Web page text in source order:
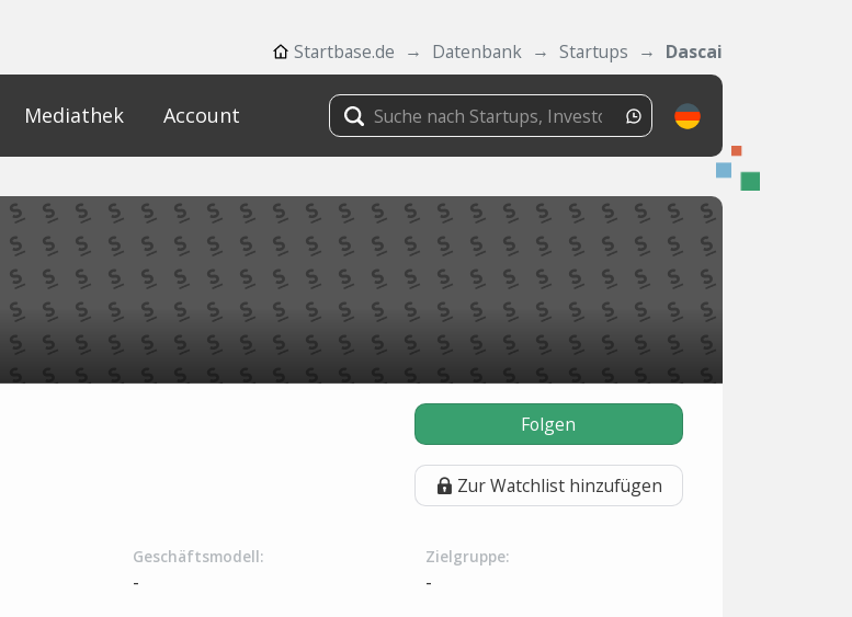
Startbase.de Datenbank Startups Dascai
Mediathek Account
Folgen
Zur Watchlist hinzufügen
Geschäftsmodell:
-
Zielgruppe:
-